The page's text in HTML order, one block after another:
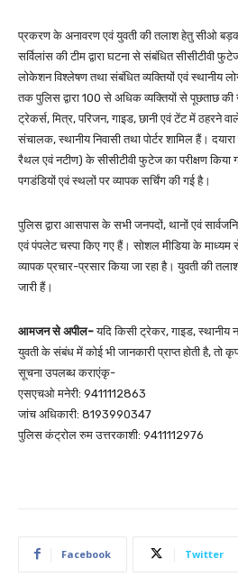
प्रकरण के अनावरण एवं युवती की तलाश हेतु सीओ
सर्विलांस की टीम द्वारा घटना से संबंधित सीसीटीवी
लोकेशन विश्लेषण तथा संबंधित व्यक्तियों एवं स्थानीय
तक पुलिस द्वारा 100 से अधिक व्यक्तियों से पूछताछ
ट्रेकर्स, मित्र, परिजन, गाइड, छानी एवं टेंट में ठहरने
संचालक, स्थानीय निवासी तथा पोर्टर शामिल हैं।
रैथल एवं नटीण) के सीसीटीवी फुटेज का परीक्षण किया
पगडंडियों एवं स्थलों पर व्यापक सर्चिंग की गई है।
पुलिस द्वारा आसपास के सभी जनपदों, थानों एवं
एवं पंपलेट चस्पा किए गए हैं। सोशल मीडिया के माध्यम
व्यापक प्रचार-प्रसार किया जा रहा है। युवती की
जारी हैं।
आमजन से अपील-यदि किसी ट्रेकर, गाइड, स्थानीय
युवती के संबंध में कोई भी जानकारी प्राप्त होती है, तो
सूचना उपलब्ध कराएंकृ-
एसएचओ मनेरी: 9411112863
जांच अधिकारी: 8193990347
पुलिस कंट्रोल रुम उत्तरकाशी: 9411112976
Facebook Twitter